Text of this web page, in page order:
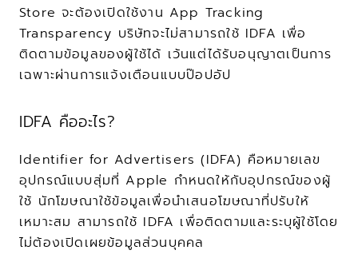
Store จะต้องเปิดใช้งาน App Tracking
Transparency บริษัทจะไม่สามารถใช้ IDFA เพื่อ
ติดตามข้อมูลของผู้ใช้ได้ เว้นแต่ได้รับอนุญาตเป็นการ
เฉพาะผ่านการแจ้งเตือนแบบป๊อปอัป
IDFA คืออะไร?
Identifier for Advertisers (IDFA) คือหมายเลข
อุปกรณ์แบบสุ่มที่ Apple กำหนดให้กับอุปกรณ์ของผู้
ใช้ นักโฆษณาใช้ข้อมูลเพื่อนำเสนอโฆษณาที่ปรับให้
เหมาะสม สามารถใช้ IDFA เพื่อติดตามและระบุผู้ใช้โดย
ไม่ต้องเปิดเผยข้อมูลส่วนบุคคล